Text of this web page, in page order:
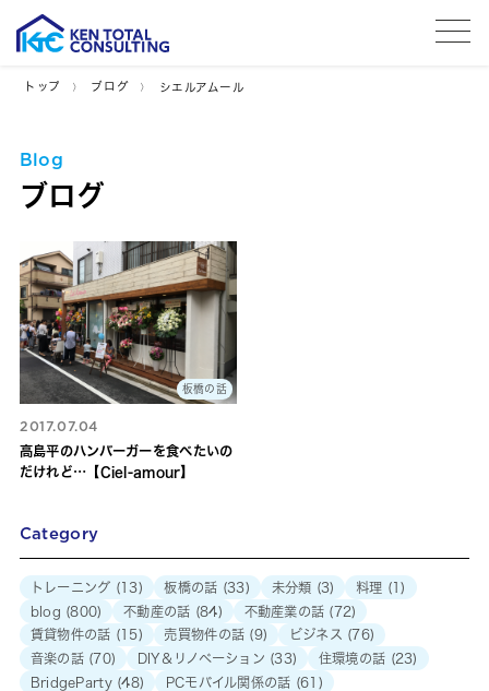
トップ ブログ シエルアムール
Blog
ブログ
板橋の話
2017.07.04
高島平のハンバーガーを食べたいの
だけれど…【Ciel-amour】
Category
トレーニング (13) 板橋の話 (33) 未分類 (3) 料理 (1)
blog (800) 不動産の話 (84) 不動産業の話 (72)
賃貸物件の話 (15) 売買物件の話 (9) ビジネス (76)
音楽の話(70) DIY＆リノベーション (33) 住環境の話 (23)
BridgeParty(48) PCモバイル関係の話 (61)